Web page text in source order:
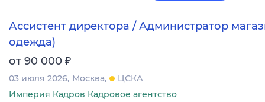
Ассистент директора / Администратор
одежда)
от 90 000 ₽
03 июля 2026 Москва
ЦСКА
Империя Кадров Кадровое агентство